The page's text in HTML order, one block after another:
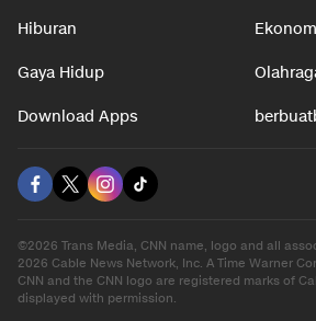
Hiburan
Gaya Hidup
Download Apps
©2026 Trans Media, CNN name, logo and all
2026 Cable News Network, Inc. A Time Warner
CNN and the CNN logo are registered marks of
displayed with permission.